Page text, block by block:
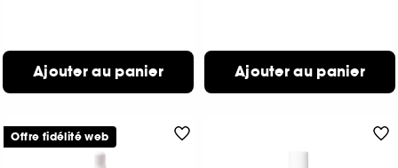
Ajouter au panier Ajouter au panier
Offre fidélité web